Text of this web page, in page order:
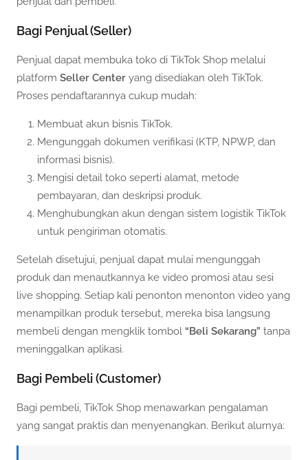
Bagi Penjual (Seller)
Penjual dapat membuka toko di TikTok Shop melalui
platform Seller Center yang disediakan oleh TikTok.
Proses pendaftarannya cukup mudah:
Membuat akun bisnis TikTok.
Mengunggah dokumen verifikasi (KTP, NPWP, dan
informasi bisnis).
Mengisi detail toko seperti alamat, metode
pembayaran, dan deskripsi produk.
Menghubungkan akun dengan sistem logistik TikTok
untuk pengiriman otomatis.
Setelah disetujui, penjual dapat mulai mengunggah
produk dan menautkannya ke video promosi atau sesi
live shopping. Setiap kali penonton menonton video yang
menampilkan produk tersebut, mereka bisa langsung
membeli dengan mengklik tombol “Beli Sekarang” tanpa
meninggalkan aplikasi.
Bagi Pembeli (Customer)
Bagi pembeli, TikTok Shop menawarkan pengalaman
yang sangat praktis dan menyenangkan. Berikut alurnya: